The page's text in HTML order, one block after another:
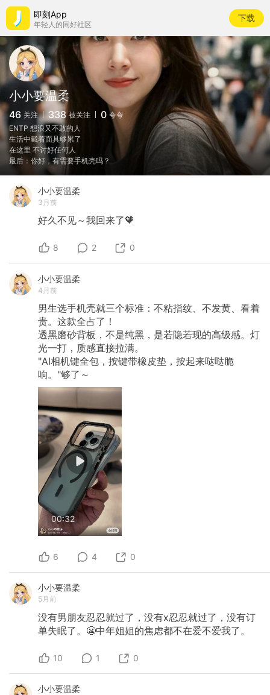
即刻App
年轻人的同好社区
下载
小小要温柔
46 关注 338 被关注 0 夸夸
ENTP 想浪又不敢的人
生活中戴着面具够累了
在这里 不讨好任何人
最后：你好，有需要手机壳吗？
小小要温柔
3月前
好久不见～我回来了🧡
8 2 0
小小要温柔
4月前
男生选手机壳就三个标准：不粘指纹、不发黄、看着
贵。这款全占了！
透黑磨砂背板，不是纯黑，是若隐若现的高级感。灯
光一打，质感直接拉满。
"AI相机键全包，按键带橡皮垫，按起来哒哒脆
响。"够了～
00:32
6 4 0
小小要温柔
5月前
没有男朋友忍忍就过了，没有x忍忍就过了，没有订
单失眠了。😬中年姐姐的焦虑都不在爱不爱我了。
10 1 0
小小要温柔